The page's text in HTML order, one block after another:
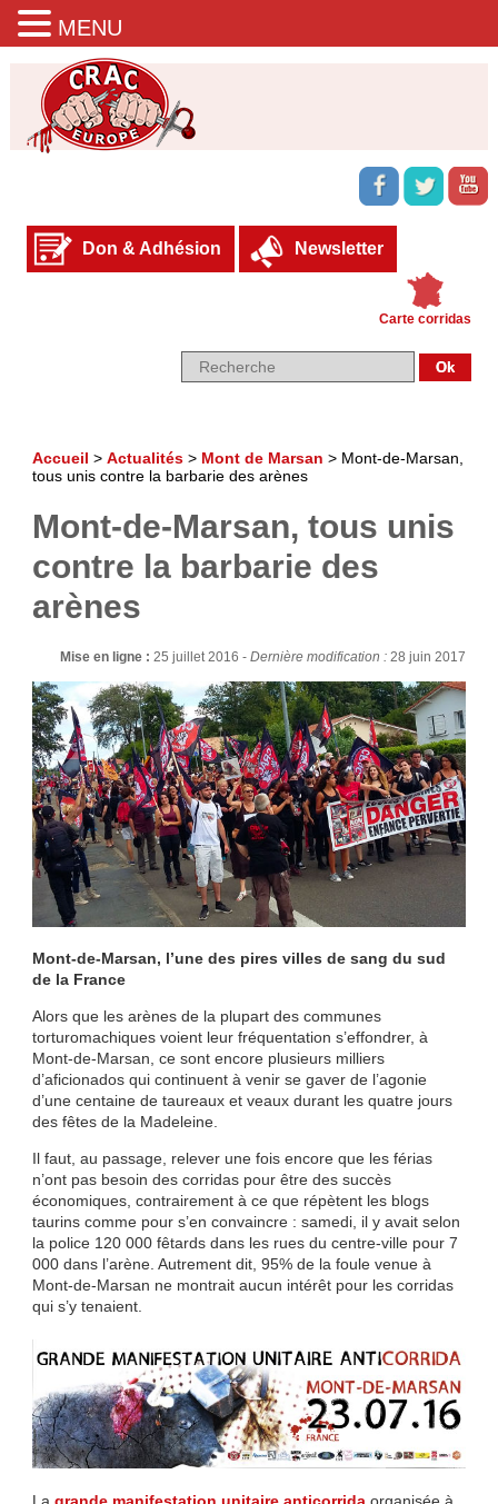
Don & Adhésion Newsletter
Carte corridas
Accueil > Actualités> Mont de Marsan > Mont-de-Marsan,
tous unis contre la barbarie des arènes
Mont-de-Marsan, tous unis
contre la barbarie des
arènes
Mise en ligne :25 juillet 2016 -Dernière modification :28 juin 2017
Mont-de-Marsan, l’une des pires villes de sang du sud
de la France
Alors que les arènes de la plupart des communes
torturomachiques voient leur fréquentation s’effondrer, à
Mont-de-Marsan, ce sont encore plusieurs milliers
d’aficionados qui continuent à venir se gaver de l’agonie
d’une centaine de taureaux et veaux durant les quatre jours
des fêtes de la Madeleine.
Il faut, au passage, relever une fois encore que les férias
n’ont pas besoin des corridas pour être des succès
économiques, contrairement à ce que répètent les blogs
taurins comme pour s’en convaincre : samedi, il y avait selon
la police 120 000 fêtards dans les rues du centre-ville pour 7
000 dans l’arène. Autrement dit, 95% de la foule venue à
Mont-de-Marsan ne montrait aucun intérêt pour les corridas
qui s’y tenaient.
MENU